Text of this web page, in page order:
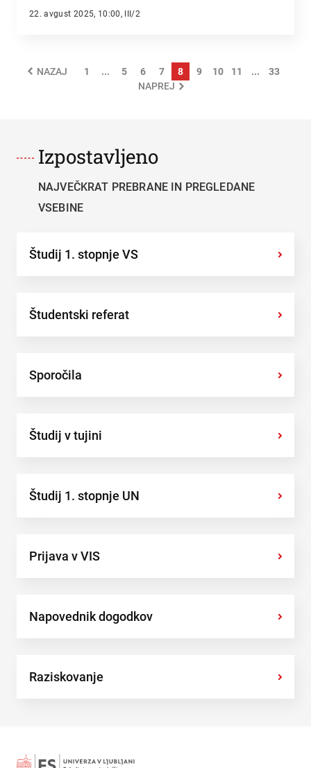
22. avgust 2025, 10:00, III/2
NAZAJ 1 ... 5 6 7 8 9 10 11 ...
33
NAPREJ
Izpostavljeno
NAJVEČKRAT PREBRANE IN PREGLEDANE
VSEBINE
Študij 1. stopnje VS ›
Študentski referat ›
Sporočila ›
Študij v tujini ›
Študij 1. stopnje UN ›
Prijava v VIS ›
Napovednik dogodkov ›
Raziskovanje ›